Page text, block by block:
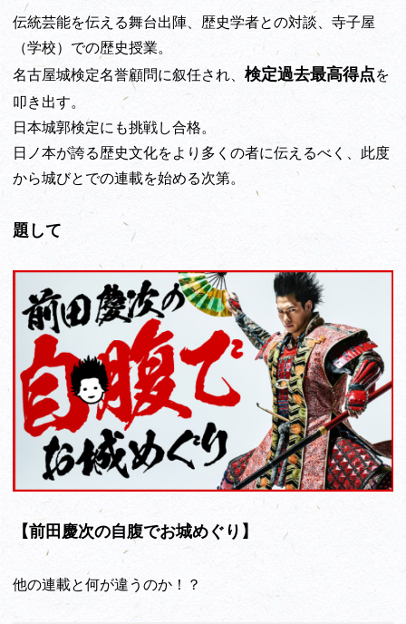
伝統芸能を伝える舞台出陣、歴史学者との対談、寺子屋
（学校）での歴史授業。
名古屋城検定名誉顧問に叙任され、 検定過去最高得点を
叩き出す。
日本城郭検定にも挑戦し合格。
日ノ本が誇る歴史文化をより多くの者に伝えるべく、此度
から城びとでの連載を始める次第。
題して
【前田慶次の自腹でお城めぐり】
他の連載と何が違うのか！？